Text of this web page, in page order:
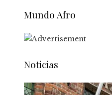
Mundo Afro
Noticias